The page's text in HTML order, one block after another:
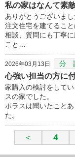
私の家はなんて素
ありがとうございまし
注文住宅を建てるこ
相談、質問にも丁寧
こと…
2026年03月13日 分
心強い担当の方に
家購入の検討をして
スの家でした。
ポラスは聞いたこと
た。
＜ 4